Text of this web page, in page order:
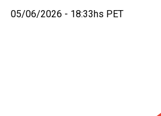
05/06/2026 - 18:33hs PET